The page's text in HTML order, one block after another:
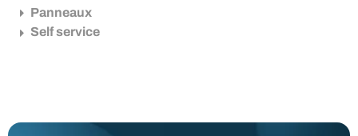
Panneaux
Self service